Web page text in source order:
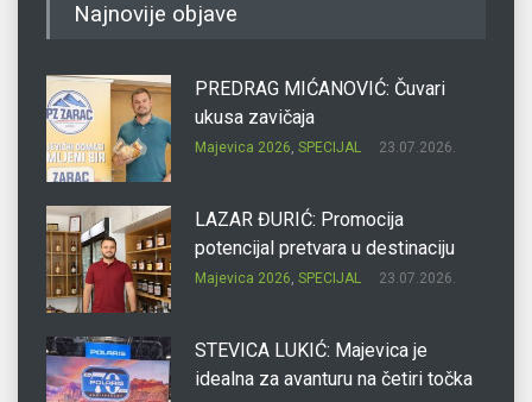
Najnovije objave
PREDRAG MIĆANOVIĆ: Čuvari
ukusa zavičaja
Majevica 2026, SPECIJAL 23.07.2026.
LAZAR ĐURIĆ: Promocija
potencijal pretvara u destinaciju
Majevica 2026, SPECIJAL 23.07.2026.
STEVICA LUKIĆ: Majevica je
idealna za avanturu na četiri točka